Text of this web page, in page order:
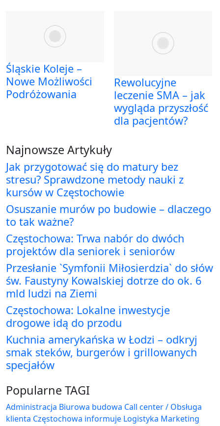
Śląskie Koleje –
Nowe Możliwości
Podróżowania
Rewolucyjne
leczenie SMA – jak
wygląda przyszłość
dla pacjentów?
Najnowsze Artykuły
Jak przygotować się do matury bez
stresu? Sprawdzone metody nauki z
kursów w Częstochowie
Osuszanie murów po budowie – dlaczego
to tak ważne?
Częstochowa: Trwa nabór do dwóch
projektów dla seniorek i seniorów
Przesłanie `Symfonii Miłosierdzia` do słów
św. Faustyny Kowalskiej dotrze do ok. 6
mld ludzi na Ziemi
Częstochowa: Lokalne inwestycje
drogowe idą do przodu
Kuchnia amerykańska w Łodzi – odkryj
smak steków, burgerów i grillowanych
specjałów
Popularne TAGI
Administracja Biurowa budowa Call center / Obsługa
klienta Częstochowa informuje Logistyka Marketing